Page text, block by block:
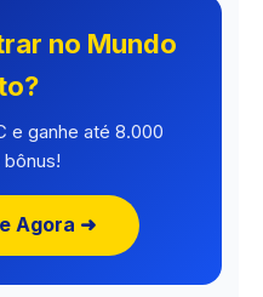
no Mundo
e ganhe até 8.000
Agora ➜